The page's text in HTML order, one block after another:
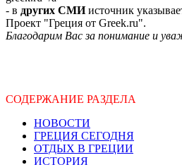
- в других СМИисточник
Проект "Греция от Greek.ru".
Благодарим Вас за понимание и
СОДЕРЖАНИЕ РАЗДЕЛА
НОВОСТИ
ГРЕЦИЯ СЕГОДНЯ
ОТДЫХ В ГРЕЦИИ
ИСТОРИЯ